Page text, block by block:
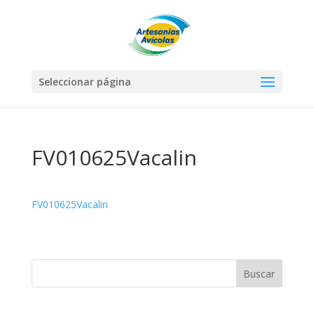
Seleccionar página
FV010625Vacalin
FV010625Vacalin